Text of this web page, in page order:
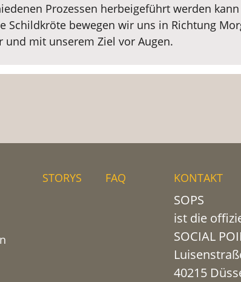
Prozessen herbeigeführt werden
Schildkröte bewegen wir uns in Richtung
und mit unserem Ziel vor Augen.
STORYS FAQ KONTAKT
SOPS
ist die
SOCIAL
40215